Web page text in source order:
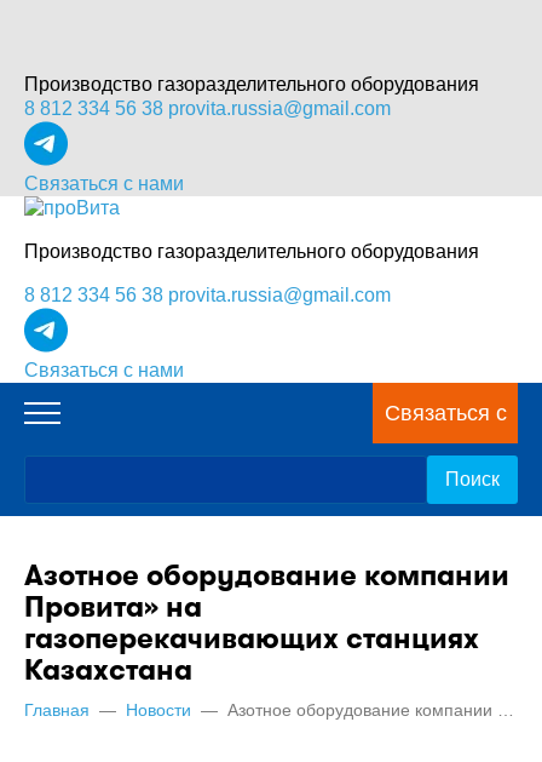
Производство газоразделительного оборудования
8 812 334 56 38 provita.russia@gmail.com
Связаться с нами
Производство газоразделительного оборудования
8 812 334 56 38 provita.russia@gmail.com
Связаться с нами
Связаться с
нами
Азотное оборудование компании
Провита» на
газоперекачивающих станциях
Казахстана
Главная — Новости — Азотное оборудование компании Провита» на газоперекачивающих станциях Казахстана